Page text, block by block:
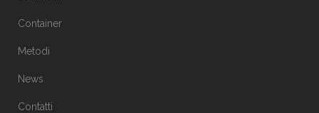
Container
Metodi
News
Contatti